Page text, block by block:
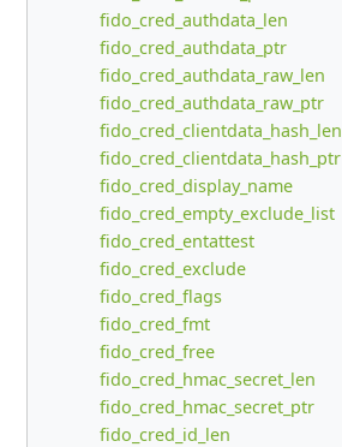
fido_cred_authdata_len
fido_cred_authdata_ptr
fido_cred_authdata_raw_len
fido_cred_authdata_raw_ptr
fido_cred_clientdata_hash_len
fido_cred_clientdata_hash_ptr
fido_cred_display_name
fido_cred_empty_exclude_list
fido_cred_entattest
fido_cred_exclude
fido_cred_flags
fido_cred_fmt
fido_cred_free
fido_cred_hmac_secret_len
fido_cred_hmac_secret_ptr
fido_cred_id_len